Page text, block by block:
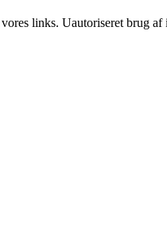
links. Uautoriseret brug